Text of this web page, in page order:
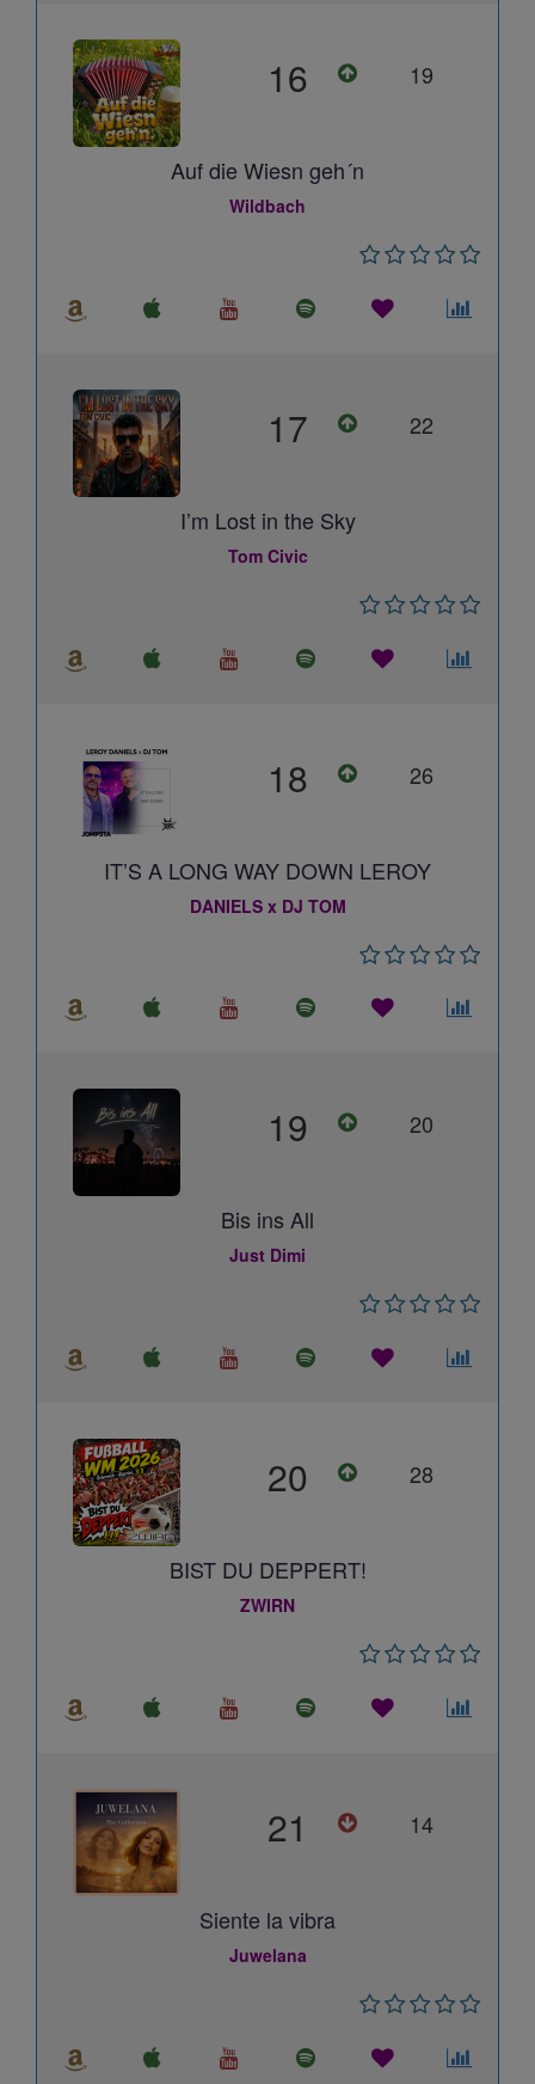
16 19
Auf die Wiesn geh´n
Wildbach
17 22
I’m Lost in the Sky
Tom Civic
18 26
IT’S A LONG WAY DOWN LEROY
DANIELS x DJ TOM
19 20
Bis ins All
Just Dimi
20 28
BIST DU DEPPERT!
ZWIRN
21 14
Siente la vibra
Juwelana